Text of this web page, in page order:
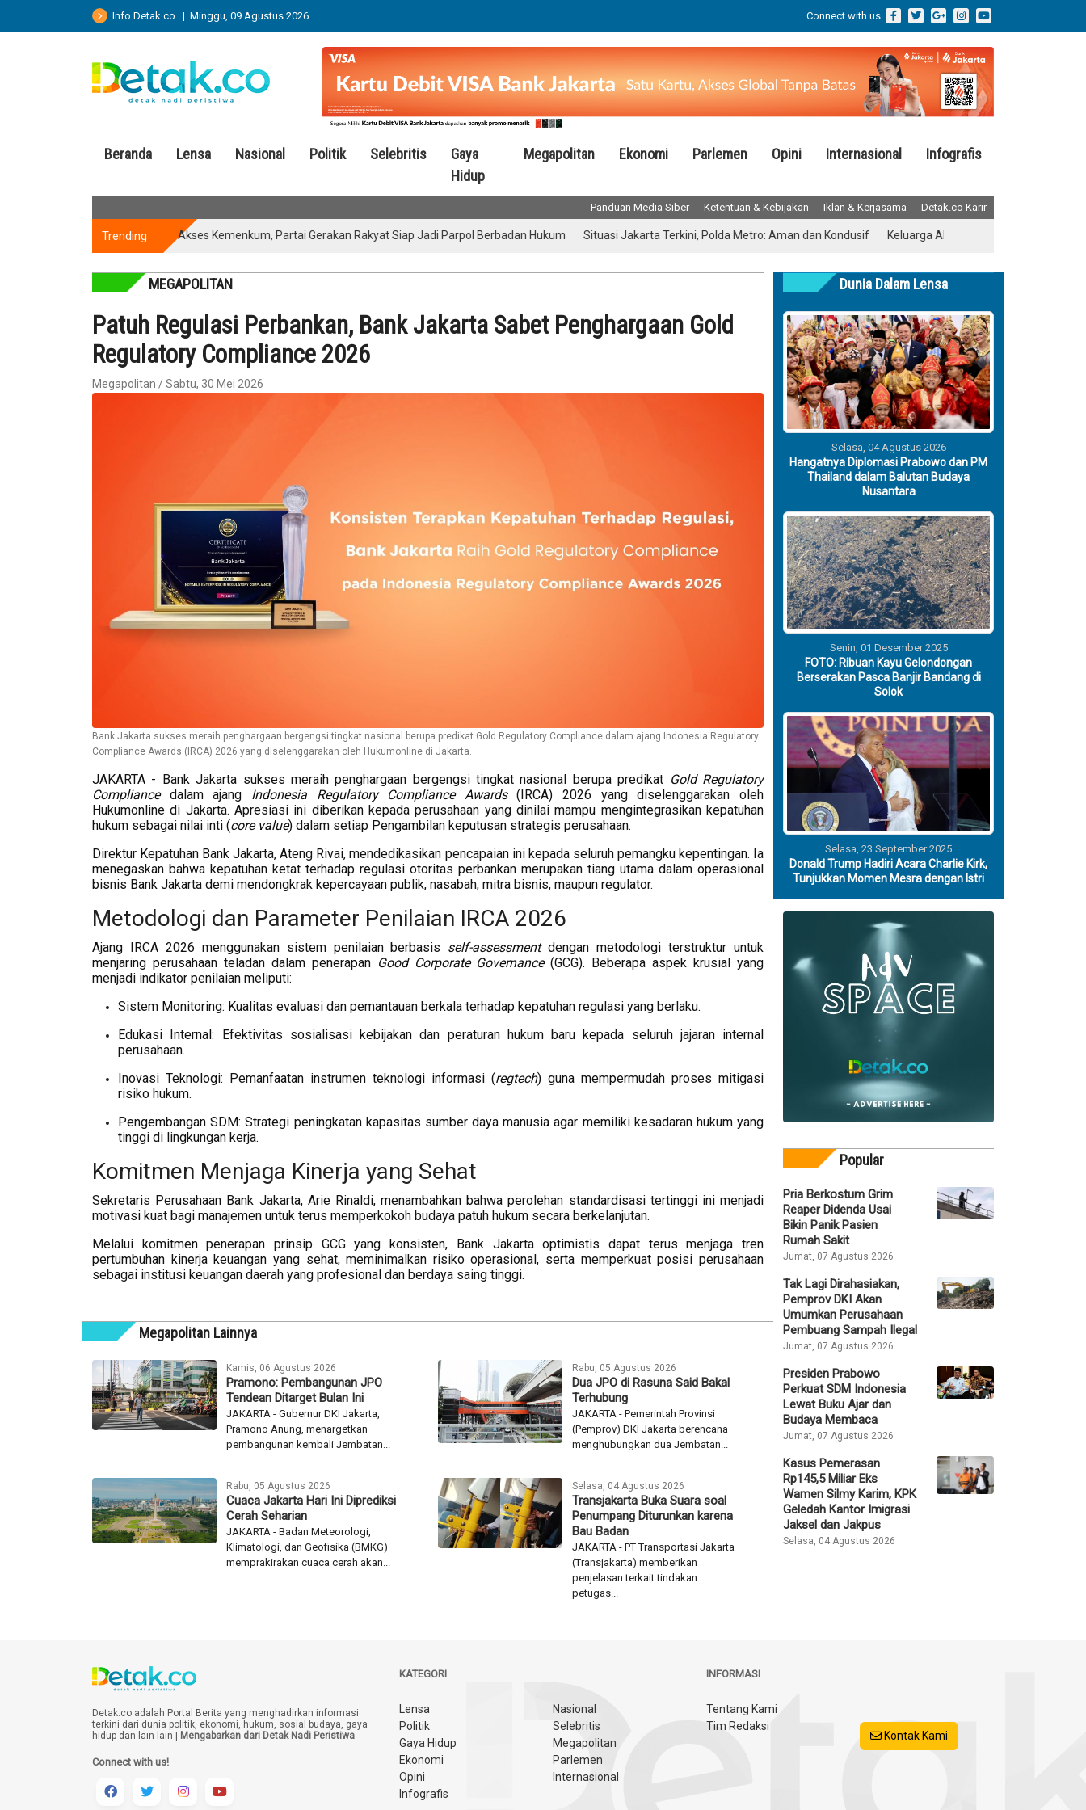
Info Detak.co | Minggu, 09 Agustus 2026 Connect with us
Beranda Lensa Nasional Politik Selebritis
Gaya
Hidup
Megapolitan Ekonomi Parlemen Opini Internasional Infografis
Panduan Media Siber Ketentuan & Kebijakan Iklan & Kerjasama Detak.co Karir
Trending
Kantongi Akses Kemenkum, Partai Gerakan Rakyat Siap Jadi Parpol Berbadan Hukum Situasi Jakarta Terkini, Polda Metro: Aman dan Kondusif Keluarga Almarhum Yurizal Akhirnya Buka
MEGAPOLITAN
Patuh Regulasi Perbankan, Bank Jakarta Sabet Penghargaan Gold
Regulatory Compliance 2026
Megapolitan / Sabtu, 30 Mei 2026
Bank Jakarta sukses meraih penghargaan bergengsi tingkat nasional berupa predikat Gold Regulatory Compliance dalam ajang Indonesia Regulatory
Compliance Awards (IRCA) 2026 yang diselenggarakan oleh Hukumonline di Jakarta.
JAKARTA - Bank Jakarta sukses meraih penghargaan bergengsi tingkat nasional berupa predikat Gold Regulatory
Compliancedalam ajang Indonesia Regulatory Compliance Awards(IRCA) 2026 yang diselenggarakan oleh
Hukumonline di Jakarta. Apresiasi ini diberikan kepada perusahaan yang dinilai mampu mengintegrasikan kepatuhan
hukum sebagai nilai inti (core value) dalam setiap Pengambilan keputusan strategis perusahaan.
Direktur Kepatuhan Bank Jakarta, Ateng Rivai, mendedikasikan pencapaian ini kepada seluruh pemangku kepentingan. Ia
menegaskan bahwa kepatuhan ketat terhadap regulasi otoritas perbankan merupakan tiang utama dalam operasional
bisnis Bank Jakarta demi mendongkrak kepercayaan publik, nasabah, mitra bisnis, maupun regulator.
Metodologi dan Parameter Penilaian IRCA 2026
Ajang IRCA 2026 menggunakan sistem penilaian berbasis self-assessmentdengan metodologi terstruktur untuk
menjaring perusahaan teladan dalam penerapan Good Corporate Governance(GCG). Beberapa aspek krusial yang
menjadi indikator penilaian meliputi:
Sistem Monitoring: Kualitas evaluasi dan pemantauan berkala terhadap kepatuhan regulasi yang berlaku.
Edukasi Internal: Efektivitas sosialisasi kebijakan dan peraturan hukum baru kepada seluruh jajaran internal
perusahaan.
Inovasi Teknologi: Pemanfaatan instrumen teknologi informasi (regtech) guna mempermudah proses mitigasi
risiko hukum.
Pengembangan SDM: Strategi peningkatan kapasitas sumber daya manusia agar memiliki kesadaran hukum yang
tinggi di lingkungan kerja.
Komitmen Menjaga Kinerja yang Sehat
Sekretaris Perusahaan Bank Jakarta, Arie Rinaldi, menambahkan bahwa perolehan standardisasi tertinggi ini menjadi
motivasi kuat bagi manajemen untuk terus memperkokoh budaya patuh hukum secara berkelanjutan.
Melalui komitmen penerapan prinsip GCG yang konsisten, Bank Jakarta optimistis dapat terus menjaga tren
pertumbuhan kinerja keuangan yang sehat, meminimalkan risiko operasional, serta memperkuat posisi perusahaan
sebagai institusi keuangan daerah yang profesional dan berdaya saing tinggi.
Megapolitan Lainnya
Kamis, 06 Agustus 2026
Pramono: Pembangunan JPO
Tendean Ditarget Bulan Ini
JAKARTA - Gubernur DKI Jakarta,
Pramono Anung, menargetkan
pembangunan kembali Jembatan...
Rabu, 05 Agustus 2026
Dua JPO di Rasuna Said Bakal
Terhubung
JAKARTA - Pemerintah Provinsi
(Pemprov) DKI Jakarta berencana
menghubungkan dua Jembatan...
Rabu, 05 Agustus 2026
Cuaca Jakarta Hari Ini Diprediksi
Cerah Seharian
JAKARTA - Badan Meteorologi,
Klimatologi, dan Geofisika (BMKG)
memprakirakan cuaca cerah akan...
Selasa, 04 Agustus 2026
Transjakarta Buka Suara soal
Penumpang Diturunkan karena
Bau Badan
JAKARTA - PT Transportasi Jakarta
(Transjakarta) memberikan
penjelasan terkait tindakan
petugas...
Dunia Dalam Lensa
Selasa, 04 Agustus 2026
Hangatnya Diplomasi Prabowo dan PM
Thailand dalam Balutan Budaya
Nusantara
Senin, 01 Desember 2025
FOTO: Ribuan Kayu Gelondongan
Berserakan Pasca Banjir Bandang di
Solok
Selasa, 23 September 2025
Donald Trump Hadiri Acara Charlie Kirk,
Tunjukkan Momen Mesra dengan Istri
Popular
Pria Berkostum Grim
Reaper Didenda Usai
Bikin Panik Pasien
Rumah Sakit
Jumat, 07 Agustus 2026
Tak Lagi Dirahasiakan,
Pemprov DKI Akan
Umumkan Perusahaan
Pembuang Sampah Ilegal
Jumat, 07 Agustus 2026
Presiden Prabowo
Perkuat SDM Indonesia
Lewat Buku Ajar dan
Budaya Membaca
Jumat, 07 Agustus 2026
Kasus Pemerasan
Rp145,5 Miliar Eks
Wamen Silmy Karim, KPK
Geledah Kantor Imigrasi
Jaksel dan Jakpus
Selasa, 04 Agustus 2026
Detak.co adalah Portal Berita yang menghadirkan informasi
terkini dari dunia politik, ekonomi, hukum, sosial budaya, gaya
hidup dan lain-lain | Mengabarkan dari Detak Nadi Peristiwa
Connect with us!
KATEGORI
Lensa
Nasional
Politik
Selebritis
Gaya Hidup
Megapolitan
Ekonomi
Parlemen
Opini
Internasional
Infografis
INFORMASI
Tentang Kami
Tim Redaksi
Kontak Kami